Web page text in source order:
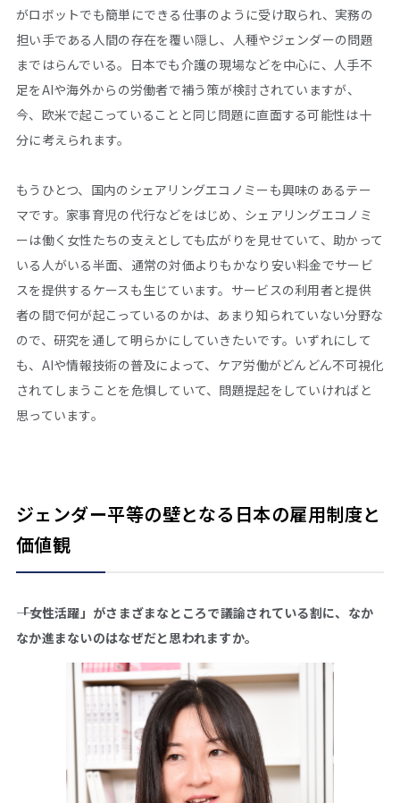
がロボットでも簡単にできる仕事のように受け取られ、実務の
担い手である人間の存在を覆い隠し、人種やジェンダーの問題
まではらんでいる。日本でも介護の現場などを中心に、人手不
足をAIや海外からの労働者で補う策が検討されていますが、
今、欧米で起こっていることと同じ問題に直面する可能性は十
分に考えられます。
もうひとつ、国内のシェアリングエコノミーも興味のあるテー
マです。家事育児の代行などをはじめ、シェアリングエコノミ
ーは働く女性たちの支えとしても広がりを見せていて、助かって
いる人がいる半面、通常の対価よりもかなり安い料金でサービ
スを提供するケースも生じています。サービスの利用者と提供
者の間で何が起こっているのかは、あまり知られていない分野な
ので、研究を通して明らかにしていきたいです。いずれにして
も、AIや情報技術の普及によって、ケア労働がどんどん不可視化
されてしまうことを危惧していて、問題提起をしていければと
思っています。
ジェンダー平等の壁となる日本の雇用制度と
価値観
――「女性活躍」がさまざまなところで議論されている割に、なか
なか進まないのはなぜだと思われますか。